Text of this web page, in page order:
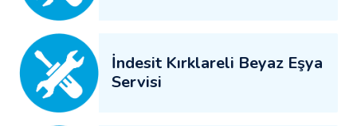
İndesit Kırklareli Beyaz Eşya
Servisi